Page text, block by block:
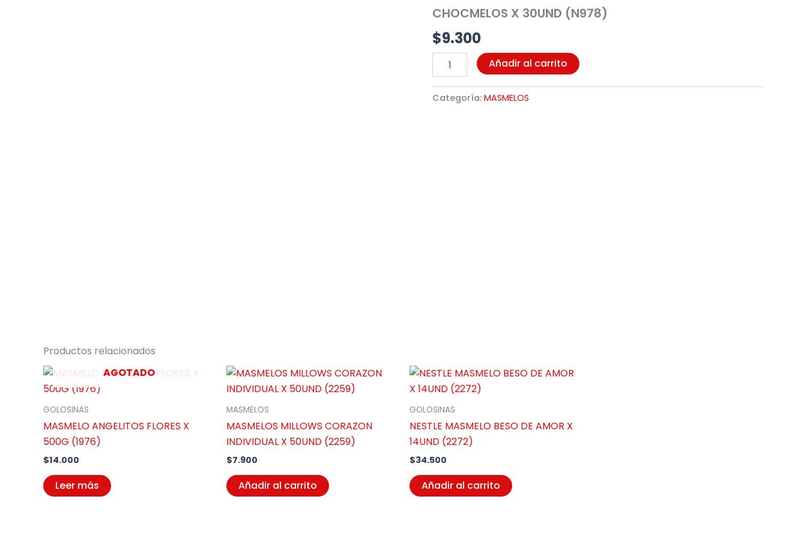
CHOCMELOS X 30UND (N978)
$9.300
cantidad
Añadir al carrito
Categoría: MASMELOS
Productos relacionados
AGOTADO
GOLOSINAS
MASMELO ANGELITOS FLORES X
500G (1976)
$14.000
Leer más
MASMELOS
MASMELOS MILLOWS CORAZON
INDIVIDUAL X 50UND (2259)
$7.900
Añadir al carrito
GOLOSINAS
NESTLE MASMELO BESO DE AMOR X
14UND (2272)
$34.500
Añadir al carrito